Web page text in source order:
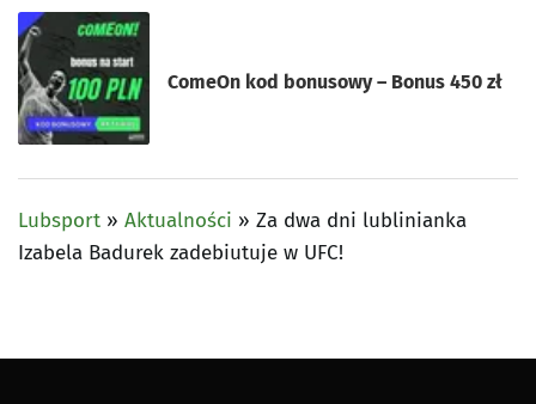
ComeOn kod bonusowy – Bonus 450 zł
Lubsport » Aktualności » Za dwa dni lublinianka
Izabela Badurek zadebiutuje w UFC!